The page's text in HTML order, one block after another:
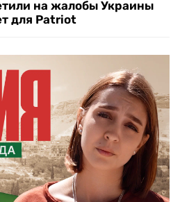
на жалобы Украины
для Patriot